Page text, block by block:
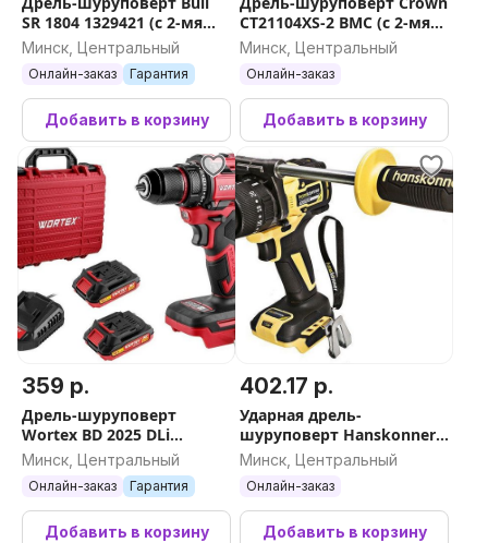
SR 1804 1329421 (с 2-мя
АКБ, кейс)
Минск, Центральный
Онлайн-заказ Гарантия
Добавить в корзину
CT21104XS-2 BMC (с 2-мя
АКБ, кейс)
Минск, Центральный
Онлайн-заказ
Добавить в корзину
359 р.
Дрель-шуруповерт
Wortex BD 2025 DLi
1329837 (с 2-мя АКБ, кейс)
Минск, Центральный
Онлайн-заказ Гарантия
Добавить в корзину
402.17 р.
Ударная дрель-
шуруповерт Hanskonner
HCD18165BL (без АКБ)
Минск, Центральный
Онлайн-заказ
Добавить в корзину